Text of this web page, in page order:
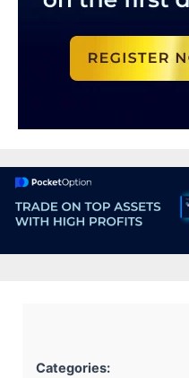
Categories: